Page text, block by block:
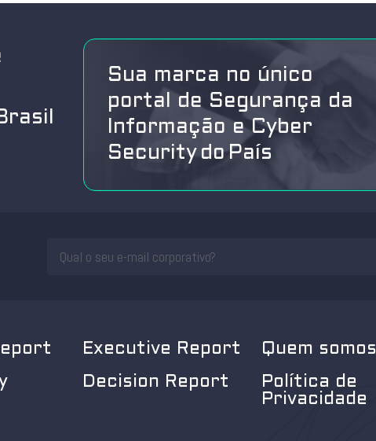
Sua marca no único
portal de Segurança da
Informação e Cyber
Security do País
Executive Report
Decision Report
Quem somos
Política de
Privacidade